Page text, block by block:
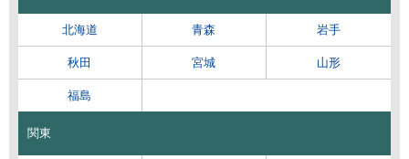
北海道 青森 岩手
秋田 宮城 山形
福島
関東